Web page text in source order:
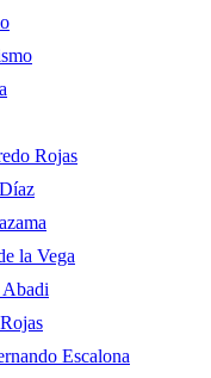
Rojas
la Vega
Abadi
Escalona